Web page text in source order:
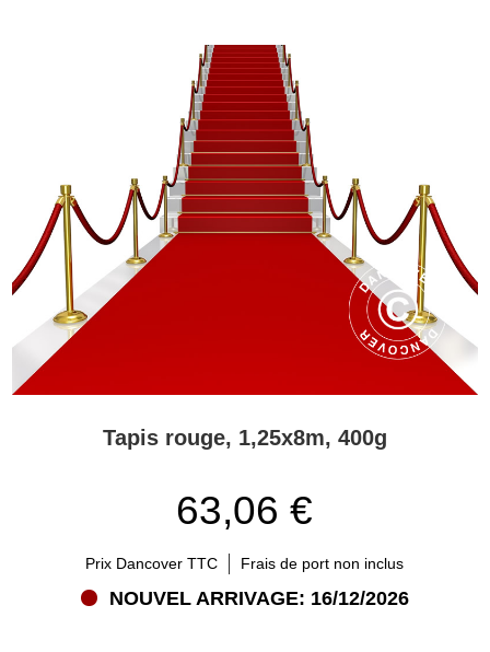
Tapis rouge, 1,25x8m, 400g
63,06 €
Prix Dancover TTC Frais de port non inclus
NOUVEL ARRIVAGE: 16/12/2026